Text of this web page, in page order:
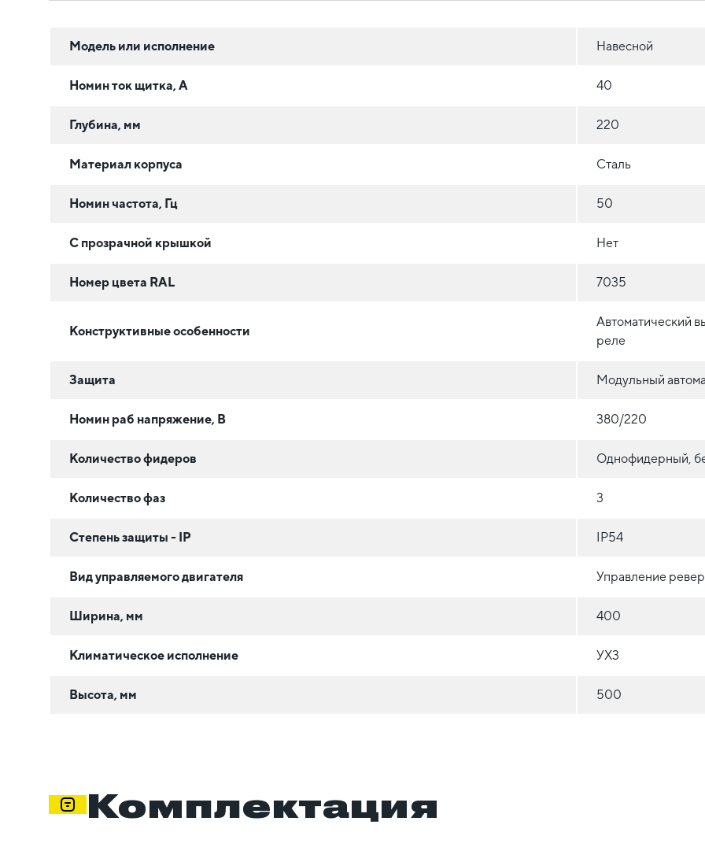
Модель или исполнение Навесной
Номин ток щитка, А 40
Глубина, мм 220
Материал корпуса Сталь
Номин частота, Гц 50
С прозрачной крышкой Нет
Номер цвета RAL 7035
Конструктивные особенности
Автоматический
реле
Защита Модульный
Номин раб напряжение, В 380/220
Количество фидеров Однофидерный,
Количество фаз 3
Степень защиты - IP IP54
Вид управляемого двигателя Управление
Ширина, мм 400
Климатическое исполнение УХ3
Высота, мм 500
Комплектация